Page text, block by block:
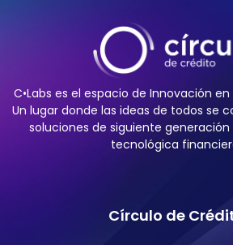
C•Labs es el espacio de Innovación
Un lugar donde las ideas de todos se
soluciones de siguiente
tecnológica
Círculo de